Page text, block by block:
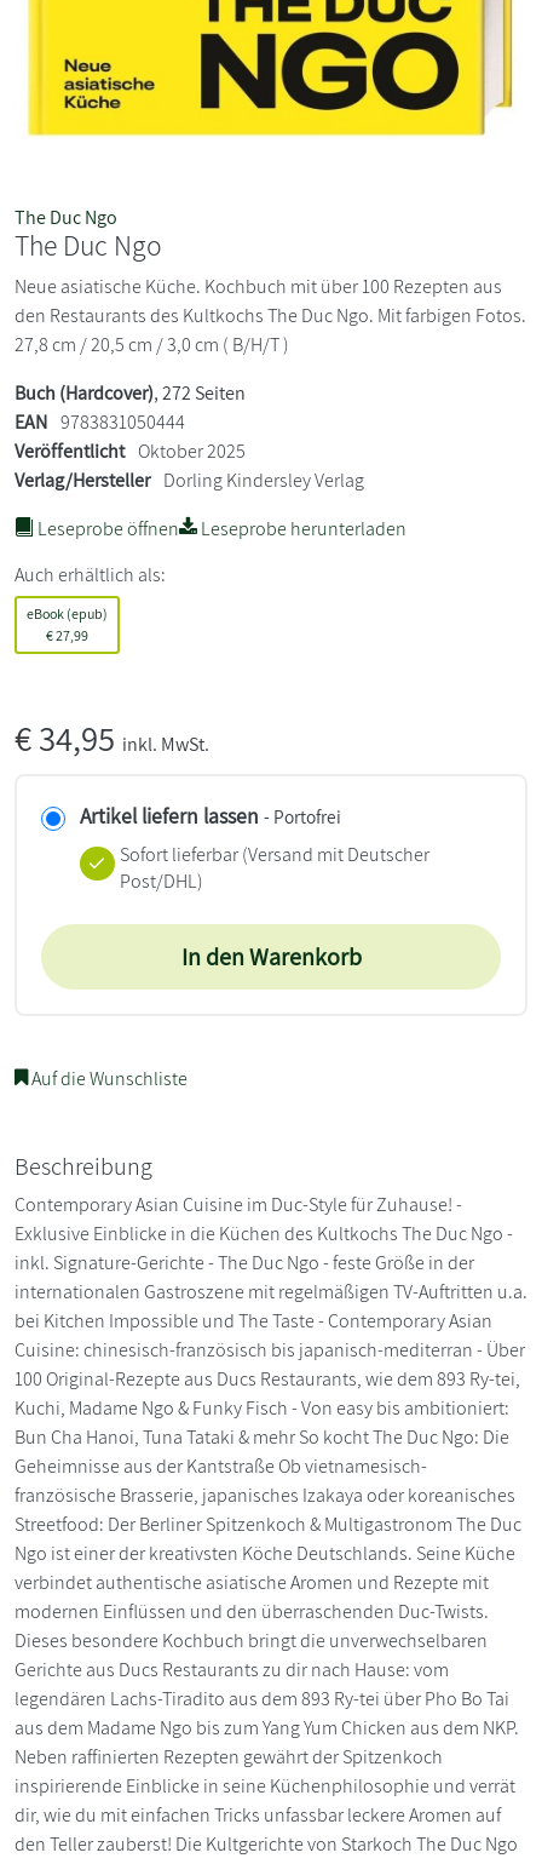
The Duc Ngo
The Duc Ngo
Neue asiatische Küche. Kochbuch mit über 100 Rezepten aus
den Restaurants des Kultkochs The Duc Ngo. Mit farbigen Fotos.
27,8 cm / 20,5 cm / 3,0 cm ( B/H/T )
Buch (Hardcover), 272 Seiten
EAN 9783831050444
Veröffentlicht Oktober 2025
Verlag/Hersteller Dorling Kindersley Verlag
Leseprobe öffnen
Leseprobe herunterladen
Auch erhältlich als:
eBook (epub)
€27,99
€34,95 inkl. MwSt.
Artikel liefern lassen - Portofrei
Sofort lieferbar(Versand mit Deutscher
Post/DHL)
In den Warenkorb
Auf die Wunschliste
Beschreibung
Contemporary Asian Cuisine im Duc-Style für Zuhause! -
Exklusive Einblicke in die Küchen des Kultkochs The Duc Ngo -
inkl. Signature-Gerichte - The Duc Ngo - feste Größe in der
internationalen Gastroszene mit regelmäßigen TV-Auftritten u.a.
bei Kitchen Impossible und The Taste - Contemporary Asian
Cuisine: chinesisch-französisch bis japanisch-mediterran - Über
100 Original-Rezepte aus Ducs Restaurants, wie dem 893 Ry-tei,
Kuchi, Madame Ngo & Funky Fisch - Von easy bis ambitioniert:
Bun Cha Hanoi, Tuna Tataki & mehr So kocht The Duc Ngo: Die
Geheimnisse aus der Kantstraße Ob vietnamesisch-
französische Brasserie, japanisches Izakaya oder koreanisches
Streetfood: Der Berliner Spitzenkoch & Multigastronom The Duc
Ngo ist einer der kreativsten Köche Deutschlands. Seine Küche
verbindet authentische asiatische Aromen und Rezepte mit
modernen Einflüssen und den überraschenden Duc-Twists.
Dieses besondere Kochbuch bringt die unverwechselbaren
Gerichte aus Ducs Restaurants zu dir nach Hause: vom
legendären Lachs-Tiradito aus dem 893 Ry-tei über Pho Bo Tai
aus dem Madame Ngo bis zum Yang Yum Chicken aus dem NKP.
Neben raffinierten Rezepten gewährt der Spitzenkoch
inspirierende Einblicke in seine Küchenphilosophie und verrät
dir, wie du mit einfachen Tricks unfassbar leckere Aromen auf
den Teller zauberst! Die Kultgerichte von Starkoch The Duc Ngo